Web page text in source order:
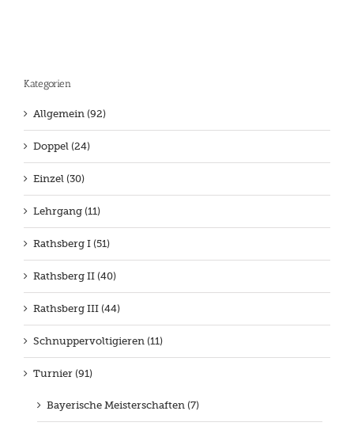
Kategorien
Allgemein (92)
Doppel (24)
Einzel (30)
Lehrgang (11)
Rathsberg I (51)
Rathsberg II (40)
Rathsberg III (44)
Schnuppervoltigieren (11)
Turnier (91)
Bayerische Meisterschaften (7)